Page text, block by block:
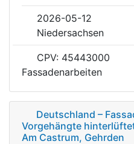
2026-05-12
Niedersachsen
CPV: 45443000
Fassadenarbeiten
Deutschland –
Vorgehängte
Am Castrum, Gehrden